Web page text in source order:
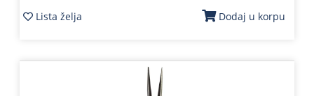
Lista želja
Dodaj u korpu